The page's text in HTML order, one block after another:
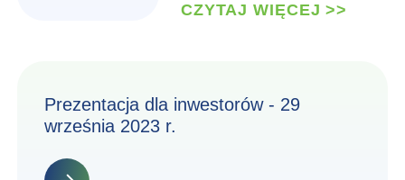
CZYTAJ WIĘCEJ >>
Prezentacja dla inwestorów - 29
września 2023 r.